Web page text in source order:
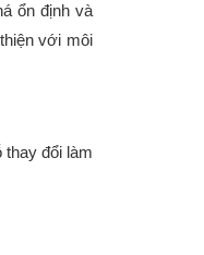
ổn định và
với môi
đổi làm